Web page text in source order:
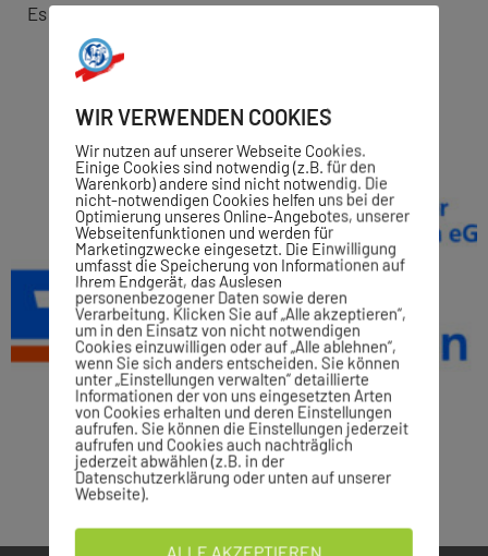
Es wurde keine Adresse für Google Maps hinterlegt
WIR VERWENDEN COOKIES
Wir nutzen auf unserer Webseite Cookies.
Einige Cookies sind notwendig (z.B. für den
Warenkorb) andere sind nicht notwendig. Die
nicht-notwendigen Cookies helfen uns bei der
Optimierung unseres Online-Angebotes, unserer
Webseitenfunktionen und werden für
Marketingzwecke eingesetzt. Die Einwilligung
umfasst die Speicherung von Informationen auf
Ihrem Endgerät, das Auslesen
personenbezogener Daten sowie deren
Verarbeitung. Klicken Sie auf „Alle akzeptieren“,
um in den Einsatz von nicht notwendigen
Cookies einzuwilligen oder auf „Alle ablehnen“,
wenn Sie sich anders entscheiden. Sie können
unter „Einstellungen verwalten“ detaillierte
Informationen der von uns eingesetzten Arten
von Cookies erhalten und deren Einstellungen
aufrufen. Sie können die Einstellungen jederzeit
aufrufen und Cookies auch nachträglich
jederzeit abwählen (z.B. in der
Datenschutzerklärung oder unten auf unserer
Webseite).
ALLE AKZEPTIEREN